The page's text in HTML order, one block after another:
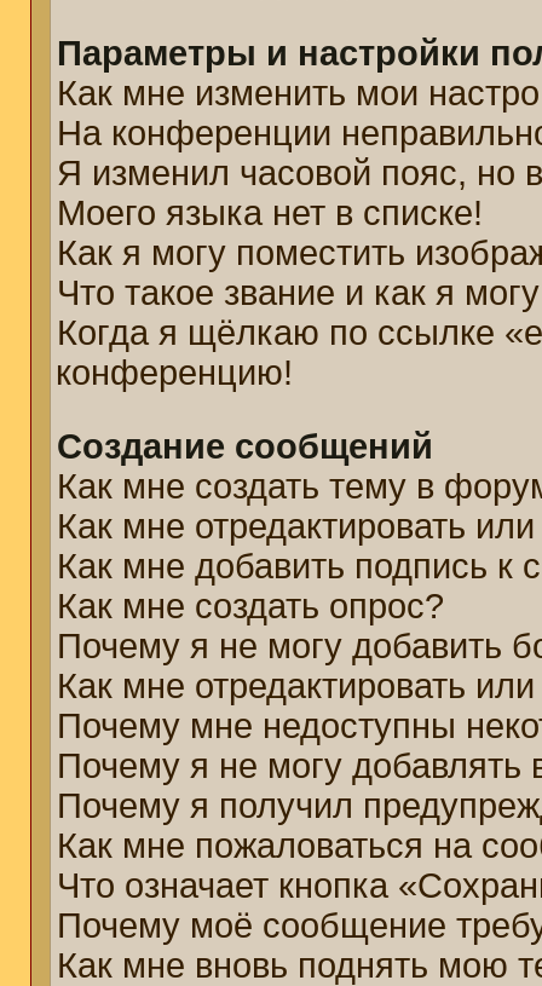
Параметры и настройки
Как мне изменить мои
На конференции
Я изменил часовой пояс, но
Моего языка нет в списке!
Как я могу поместить
Что такое звание и как я
Когда я щёлкаю по ссылке
конференцию!
Создание сообщений
Как мне создать тему в
Как мне отредактировать
Как мне добавить подпись
Как мне создать опрос?
Почему я не могу добавить
Как мне отредактировать
Почему мне недоступны
Почему я не могу добавлять
Почему я получил
Как мне пожаловаться на
Что означает кнопка
Почему моё сообщение
Как мне вновь поднять мою